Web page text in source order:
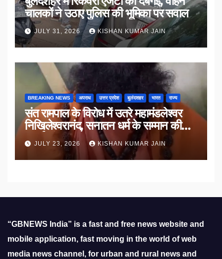
चालकों ने उठाए पुलिस की भूमिका पर सवाल
JULY 31, 2026 KISHAN KUMAR JAIN
BREAKING NEWS अपराध उत्तर प्रदेश बुलंदशहर भारत राज्य
संत रामपाल के विरोध में उतरे महामंडलेश्वर
निखिलेश्वरानंद, सनातन धर्म के सम्मान की
उठाई मांग
JULY 23, 2026 KISHAN KUMAR JAIN
“GBNEWS India” is a fast and free news website and
mobile application, fast moving in the world of web
media news channel, for urban and rural news and